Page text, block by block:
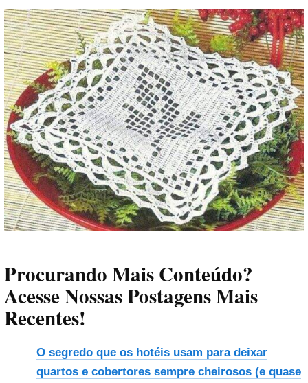
Procurando Mais Conteúdo?
Acesse Nossas Postagens Mais
Recentes!
O segredo que os hotéis usam para deixar
quartos e cobertores sempre cheirosos (e quase